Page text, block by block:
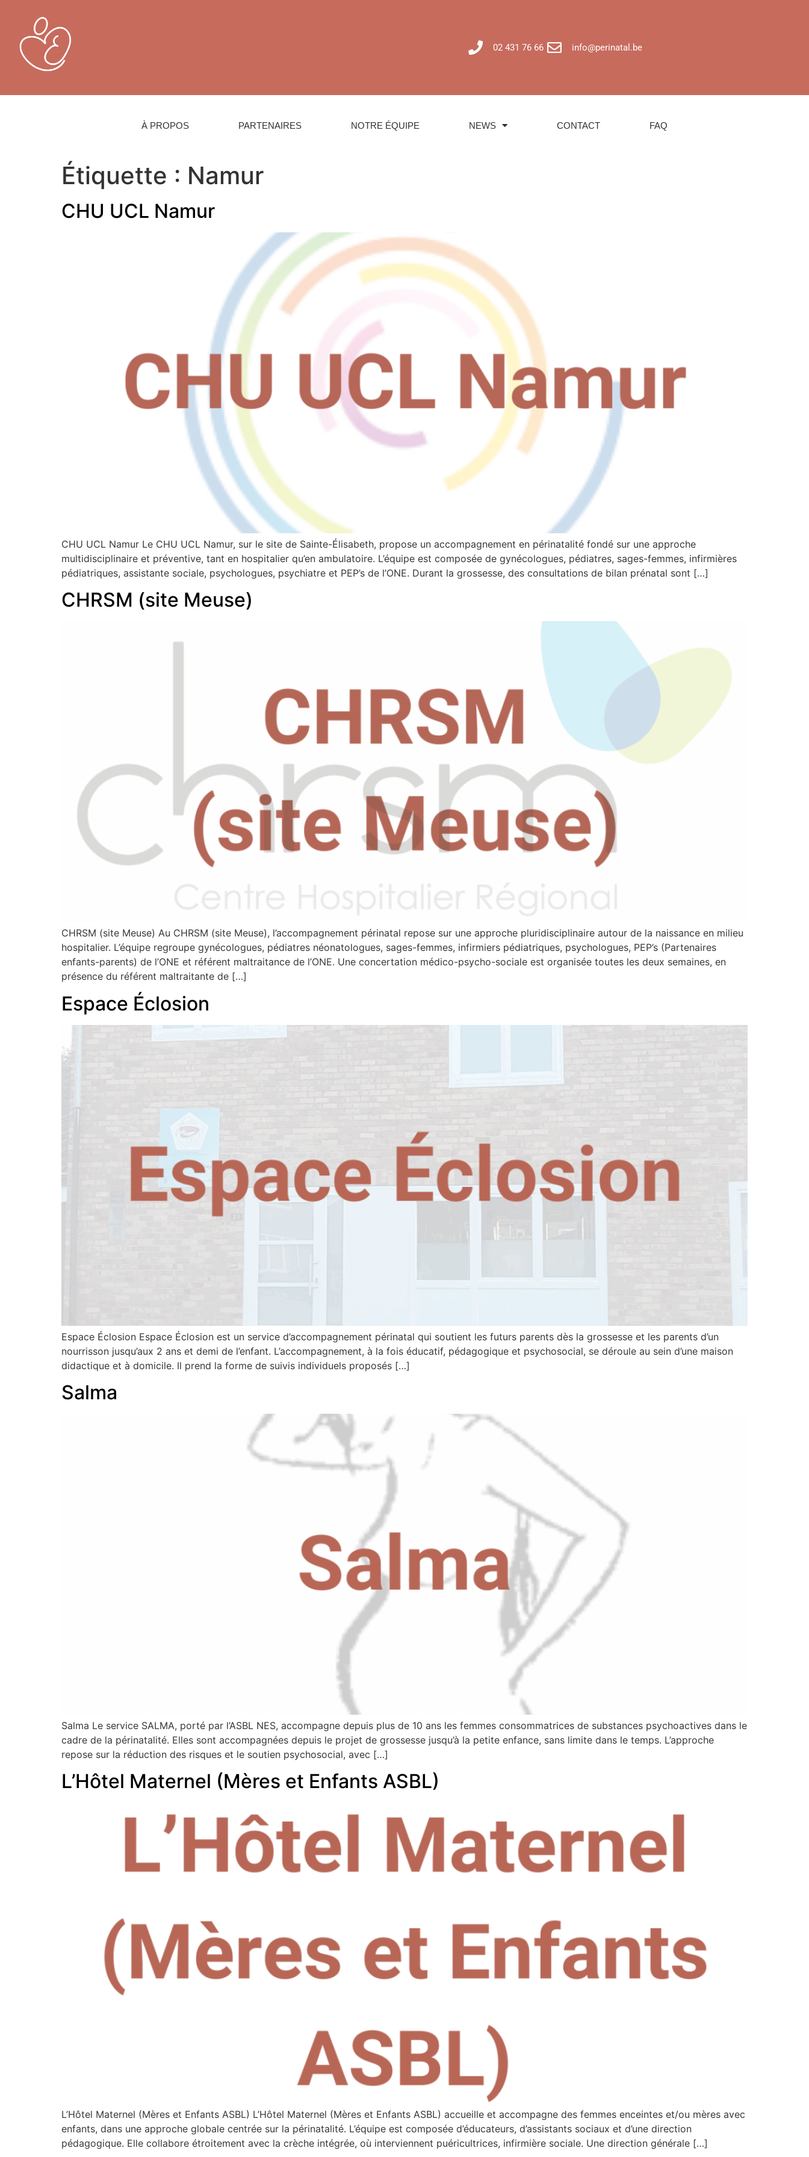
02 431 76 66 info@perinatal.be
À PROPOS PARTENAIRES NOTRE ÉQUIPE NEWS CONTACT FAQ
Étiquette : Namur
CHU UCL Namur
CHU UCL Namur Le CHU UCL Namur, sur le site de Sainte-Élisabeth, propose un accompagnement en périnatalité fondé sur une approche
multidisciplinaire et préventive, tant en hospitalier qu’en ambulatoire. L’équipe est composée de gynécologues, pédiatres, sages-femmes, infirmières
pédiatriques, assistante sociale, psychologues, psychiatre et PEP’s de l’ONE. Durant la grossesse, des consultations de bilan prénatal sont […]
CHRSM (site Meuse)
CHRSM (site Meuse) Au CHRSM (site Meuse), l’accompagnement périnatal repose sur une approche pluridisciplinaire autour de la naissance en milieu
hospitalier. L’équipe regroupe gynécologues, pédiatres néonatologues, sages-femmes, infirmiers pédiatriques, psychologues, PEP’s (Partenaires
enfants-parents) de l’ONE et référent maltraitance de l’ONE. Une concertation médico-psycho-sociale est organisée toutes les deux semaines, en
présence du référent maltraitante de […]
Espace Éclosion
Espace Éclosion Espace Éclosion est un service d’accompagnement périnatal qui soutient les futurs parents dès la grossesse et les parents d’un
nourrisson jusqu’aux 2 ans et demi de l’enfant. L’accompagnement, à la fois éducatif, pédagogique et psychosocial, se déroule au sein d’une maison
didactique et à domicile. Il prend la forme de suivis individuels proposés […]
Salma
Salma Le service SALMA, porté par l’ASBL NES, accompagne depuis plus de 10 ans les femmes consommatrices de substances psychoactives dans le
cadre de la périnatalité. Elles sont accompagnées depuis le projet de grossesse jusqu’à la petite enfance, sans limite dans le temps. L’approche
repose sur la réduction des risques et le soutien psychosocial, avec […]
L’Hôtel Maternel (Mères et Enfants ASBL)
L’Hôtel Maternel (Mères et Enfants ASBL) L’Hôtel Maternel (Mères et Enfants ASBL) accueille et accompagne des femmes enceintes et/ou mères avec
enfants, dans une approche globale centrée sur la périnatalité. L’équipe est composée d’éducateurs, d’assistants sociaux et d’une direction
pédagogique. Elle collabore étroitement avec la crèche intégrée, où interviennent puéricultrices, infirmière sociale. Une direction générale […]